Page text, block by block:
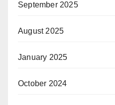
September 2025
August 2025
January 2025
October 2024